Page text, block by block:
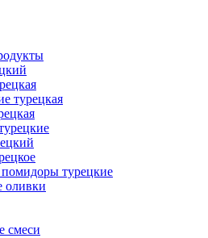
турецкая
турецкие
оливки
смеси